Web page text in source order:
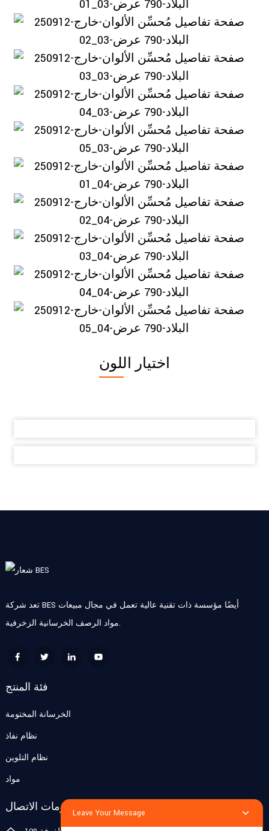
اختيار اللون
تعد شركة BES أيضًا مؤسسة ذات تقنية عالية تعمل في مجال مبيعات
مواد الرصف الخرسانية الزخرفية.
فئة المنتج
الخرسانة المختومة
نظام نفاذ
نظام التلوين
مواد
معلومات الاتصال
Leave Your Message